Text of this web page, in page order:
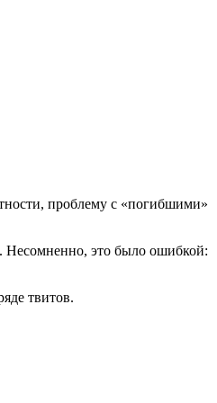
проблему с «погибшими»
Несомненно, это было ошибкой:
твитов.